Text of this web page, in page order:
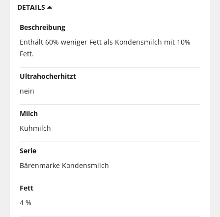
DETAILS
Beschreibung
Enthält 60% weniger Fett als Kondensmilch mit 10%
Fett.
Ultrahocherhitzt
nein
Milch
Kuhmilch
Serie
Bärenmarke Kondensmilch
Fett
4 %